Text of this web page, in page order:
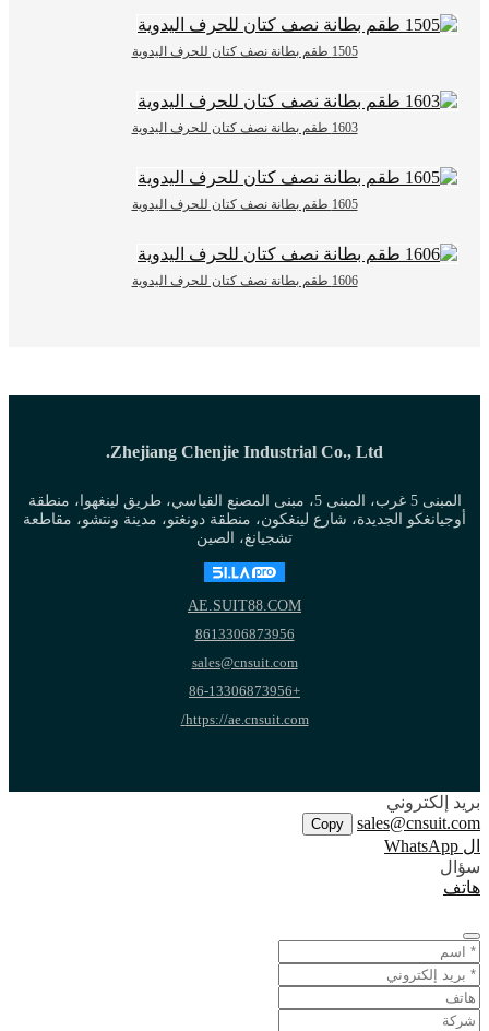
1505 طقم بطانة نصف كتان للحرف اليدوية
1603 طقم بطانة نصف كتان للحرف اليدوية
1605 طقم بطانة نصف كتان للحرف اليدوية
1606 طقم بطانة نصف كتان للحرف اليدوية
Zhejiang Chenjie Industrial Co., Ltd.
المبنى 5 غرب، المبنى 5، مبنى المصنع القياسي، طريق لينغهوا، منطقة
أوجيانغكو الجديدة، شارع لينغكون، منطقة دونغتو، مدينة ونتشو، مقاطعة
تشجيانغ، الصين
AE.SUIT88.COM
8613306873956
sales@cnsuit.com
+86-13306873956
https://ae.cnsuit.com/
بريد إلكتروني
sales@cnsuit.com
Copy
ال WhatsApp
سؤال
هاتف